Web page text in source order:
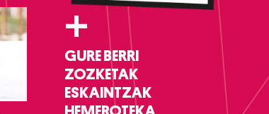
+
GURE BERRI
ZOZKETAK
ESKAINTZAK